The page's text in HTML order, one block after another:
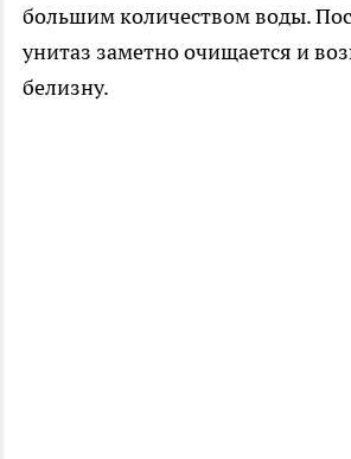
большим количеством воды.
унитаз заметно очищается и
белизну.